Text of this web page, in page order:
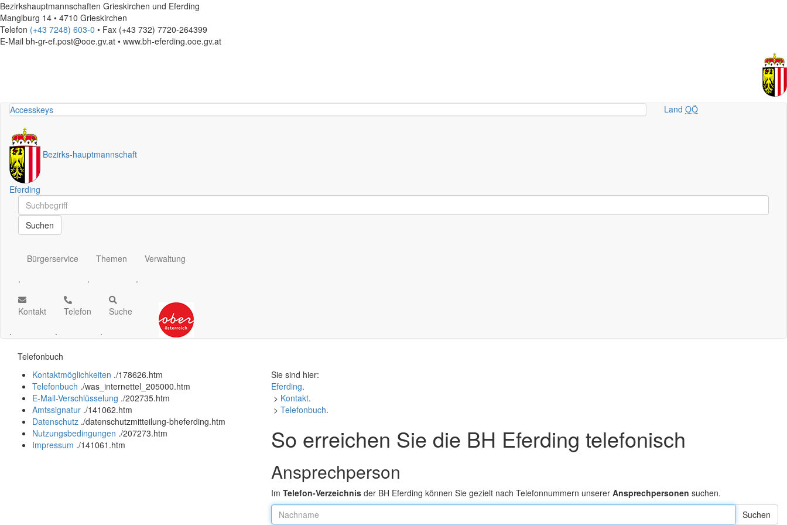
Bezirkshauptmannschaften Grieskirchen und Eferding
Manglburg 14 • 4710 Grieskirchen
Telefon (+43 7248) 603-0 • Fax (+43 732) 7720-264399
E-Mail bh-gr-ef.post@ooe.gv.at • www.bh-eferding.ooe.gv.at
Accesskeys LandOÖ
Bezirks-hauptmannschaft
Eferding
Schnellsuche
Schnellsuche
Suchen
Bürgerservice
.
Themen
.
Verwaltung
.
Kontakt
.
Telefon
.
Suche
.
Telefonbuch
Kontaktmöglichkeiten ./178626.htm
Telefonbuch ./was_internettel_205000.htm
E-Mail-Verschlüsselung ./202735.htm
Amtssignatur ./141062.htm
Datenschutz ./datenschutzmitteilung-bheferding.htm
Nutzungsbedingungen ./207273.htm
Impressum ./141061.htm
Sie sind hier:
Eferding.
> Kontakt.
> Telefonbuch.
So erreichen Sie die BH Eferding telefonisch
Ansprechperson
Im Telefon-Verzeichnis der BH Eferding können Sie gezielt nach Telefonnummern unserer Ansprechpersonen suchen.
Nachname: